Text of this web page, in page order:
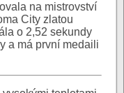
na mistrovství
City zlatou
o 2,52 sekundy
a má první medaili